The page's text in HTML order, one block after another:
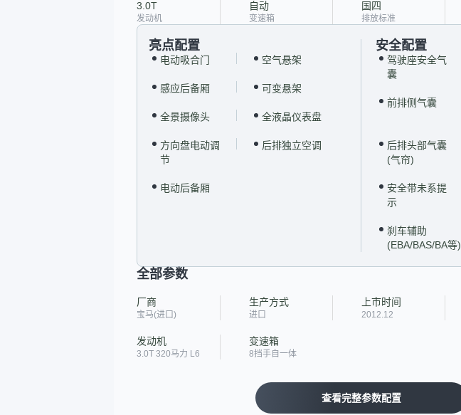
3.0T
发动机
自动
变速箱
国四
排放标准
亮点配置
电动吸合门 空气悬架
感应后备厢 可变悬架
全景摄像头 全液晶仪表盘
方向盘电动调
节
后排独立空调
电动后备厢
安全配置
驾驶座安全气
囊
前排侧气囊
后排头部气囊
(气帘)
安全带未系提
示
刹车辅助
(EBA/BAS/BA等)
全部参数
厂商
宝马(进口)
生产方式
进口
上市时间
2012.12
发动机
3.0T 320马力 L6
变速箱
8挡手自一体
查看完整参数配置